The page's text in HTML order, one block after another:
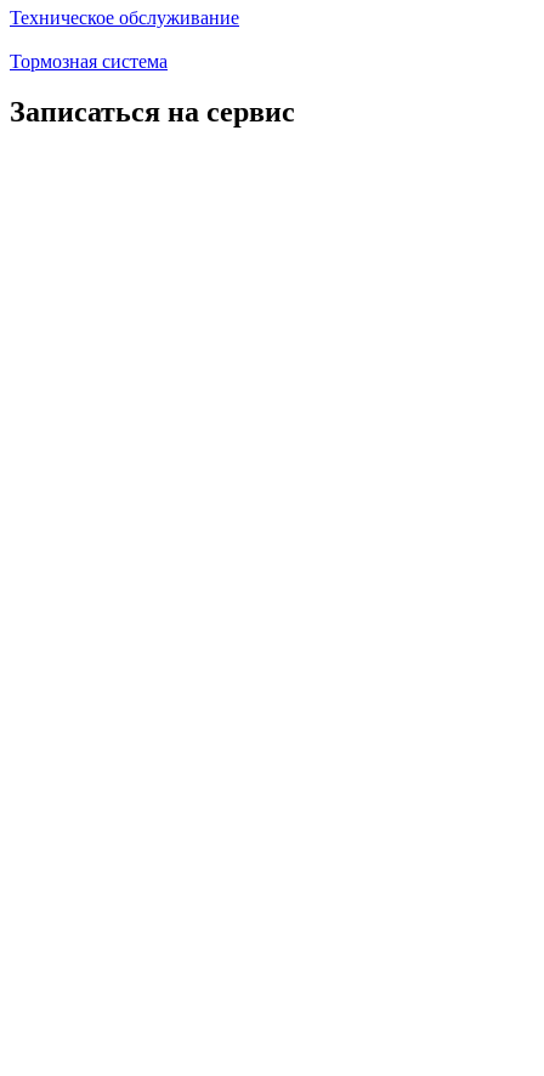
Техническое обслуживание
Тормозная система
Записаться на сервис